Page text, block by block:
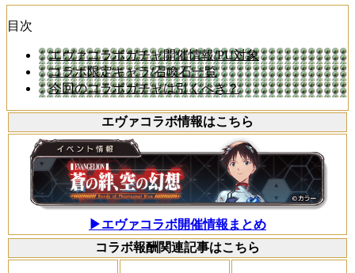
目次
エヴァコラボガチャ開催情報/PU対象
コラボ限定キャラ/召喚石一覧
今回のコラボガチャは引くべき？
エヴァコラボ情報はこちら
▶エヴァコラボ開催情報まとめ
コラボ報酬関連記事はこちら